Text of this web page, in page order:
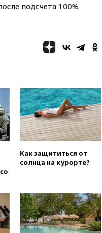
из России достиг
взяли под контроль село
Анискино в Харьковской
на доступ детей
Резаи: Иран не допустит
второго маршрута в
проливе
Жители Москвы и
Подмосковья сообщили о
взрывах
процедуру
для
от атак БПЛА
подсчета 100%
Как защититься от
солнца на курорте?